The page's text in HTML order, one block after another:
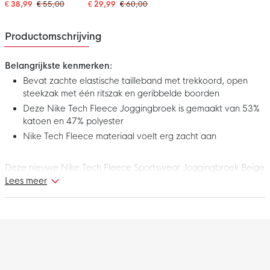
Donkerblauw Wit
€ 38,99 € 55,00 € 29,99 € 60,00
Productomschrijving
Belangrijkste kenmerken:
Bevat zachte elastische tailleband met trekkoord, open
steekzak met één ritszak en geribbelde boorden
Deze Nike Tech Fleece Joggingbroek is gemaakt van 53%
katoen en 47% polyester
Nike Tech Fleece materiaal voelt erg zacht aan
Deze nieuwe Nike Tech Fleece Sportswear Joggingbroek Beige
Zwart Gebroken Wit maakt deel uit van de Nike Tech Fleece
Lees meer